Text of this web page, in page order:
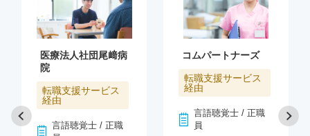
医療法人社団尾﨑病
院
転職支援サービス
経由
言語聴覚士 / 正職
コムパートナーズ
転職支援サービス
経由
言語聴覚士 / 正職
員